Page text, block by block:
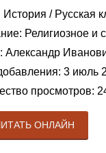
История / Русская
Религиозное и
Александр
3 июль
просмотров:
ОНЛАЙН